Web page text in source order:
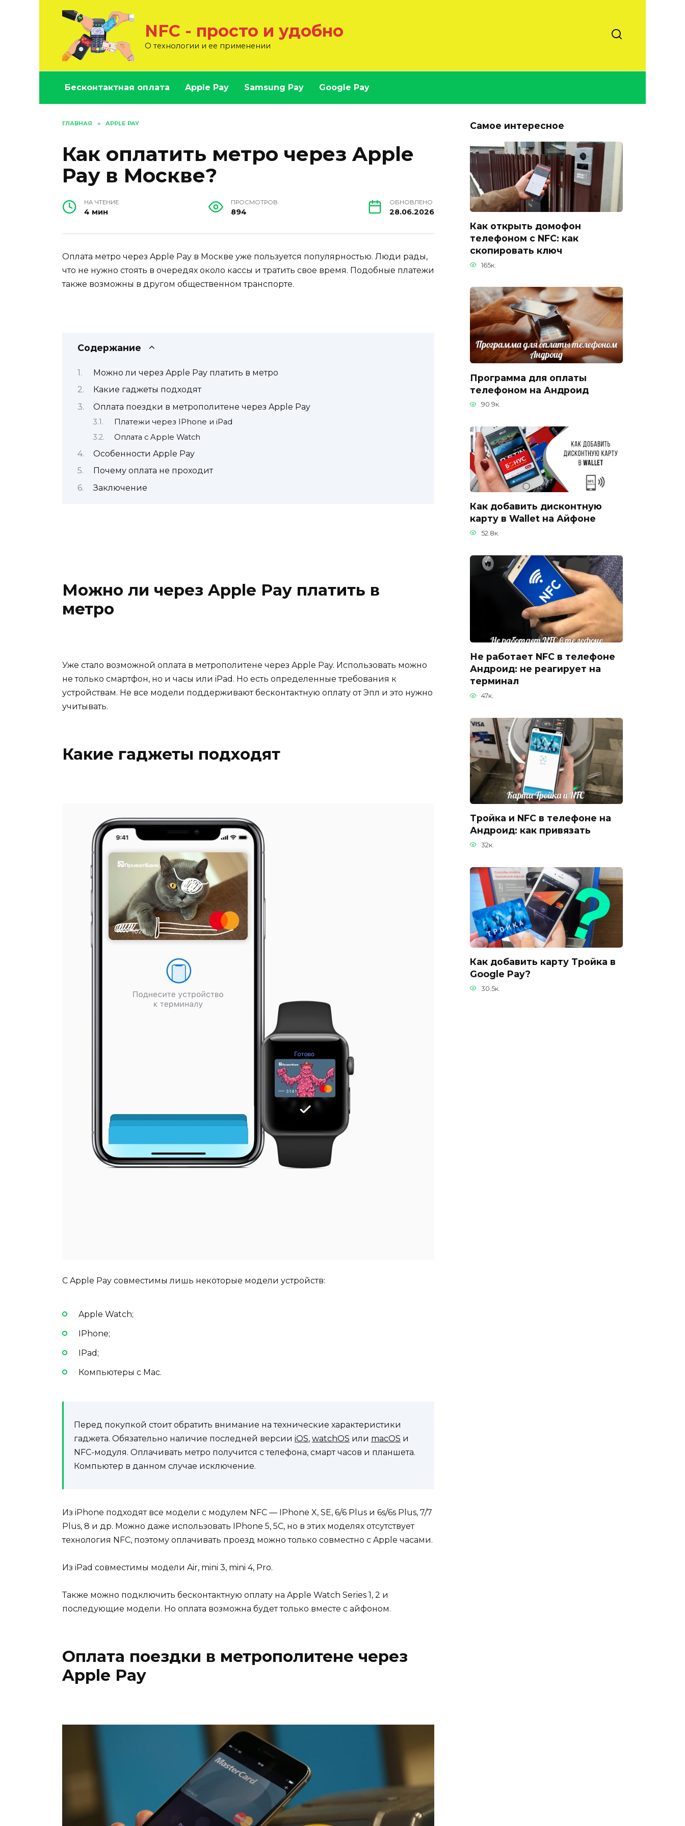
NFC - просто и удобно
О технологии и ее применении
Бесконтактная оплата Apple Pay Samsung Pay Google Pay
ГЛАВНАЯ » APPLE PAY
Как оплатить метро через Apple
Pay в Москве?
НА ЧТЕНИЕ
4 мин
ПРОСМОТРОВ
894
ОБНОВЛЕНО
28.06.2026
Оплата метро через Apple Pay в Москве уже пользуется популярностью. Люди рады,
что не нужно стоять в очередях около кассы и тратить свое время. Подобные платежи
также возможны в другом общественном транспорте.
Содержание
Можно ли через Apple Pay платить в метро
Какие гаджеты подходят
Оплата поездки в метрополитене через Apple Pay
Платежи через IPhone и iPad
Оплата с Apple Watch
Особенности Apple Pay
Почему оплата не проходит
Заключение
Можно ли через Apple Pay платить в
метро
Уже стало возможной оплата в метрополитене через Apple Pay. Использовать можно
не только смартфон, но и часы или iPad . Но есть определенные требования к
устройствам. Не все модели поддерживают бесконтактную оплату от Эпл и это нужно
учитывать.
Какие гаджеты подходят
С Apple Pay совместимы лишь некоторые модели устройств:
Apple Watch;
IPhone;
IPad;
Компьютеры с Mac.
Перед покупкой стоит обратить внимание на технические характеристики
гаджета. Обязательно наличие последней версии iOS, watchOS или macOS и
NFC-модуля. Оплачивать метро получится с телефона, смарт часов и планшета.
Компьютер в данном случае исключение.
Из iPhone подходят все модели с модулем NFC — IPhone X, SE, 6/6 Plus и 6s/6s Plus, 7/7
Plus, 8 и др. Можно даже использовать IPhone 5, 5C, но в этих моделях отсутствует
технология NFC, поэтому оплачивать проезд можно только совместно с Apple часами.
Из iPad совместимы модели Air, mini 3, mini 4, Pro.
Также можно подключить бесконтактную оплату на Apple Watch Series 1, 2 и
последующие модели. Но оплата возможна будет только вместе с айфоном.
Оплата поездки в метрополитене через
Apple Pay
Самое интересное
Как открыть домофон
телефоном с NFC: как
скопировать ключ
165к.
Программа для оплаты
телефоном на Андроид
90.9к.
Как добавить дисконтную
карту в Wallet на Айфоне
52.8к.
Не работает NFC в телефоне
Андроид: не реагирует на
терминал
47к.
Тройка и NFC в телефоне на
Андроид: как привязать
32к.
Как добавить карту Тройка в
Google Pay?
30.5к.